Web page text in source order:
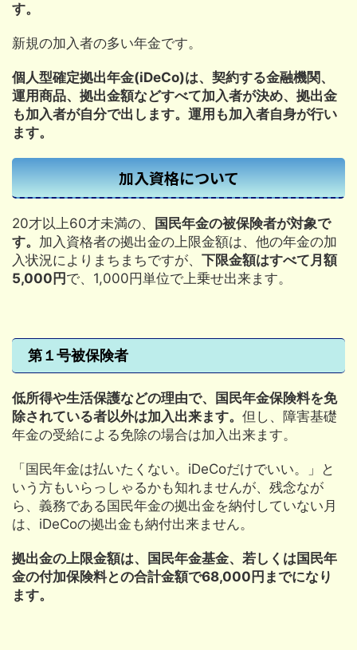
す。
新規の加入者の多い年金です。
個人型確定拠出年金(iDeCo)は、契約する金融機関、
運用商品、拠出金額などすべて加入者が決め、拠出金
も加入者が自分で出します。運用も加入者自身が行い
ます。
加入資格について
20才以上60才未満の、
国民年金の被保険者が対象で
す。 加入資格者の拠出金の上限金額は、他の年金の加
入状況によりまちまちですが、 下限金額はすべて月額
5,000円 で、1,000円単位で上乗せ出来ます。
第１号被保険者
低所得や生活保護などの理由で、国民年金保険料を免
除されている者以外は加入出来ます。 但し、障害基礎
年金の受給による免除の場合は加入出来ます。
「国民年金は払いたくない。iDeCoだけでいい。」と
いう方もいらっしゃるかも知れませんが、残念なが
ら、義務である国民年金の拠出金を納付していない月
は、iDeCoの拠出金も納付出来ません。
拠出金の上限金額は、国民年金基金、若しくは国民年
金の付加保険料との合計金額で68,000円までになり
ます。